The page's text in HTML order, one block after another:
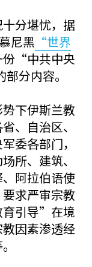
分堪忧，据
尼黑 “世界
份“中共中央
分内容。
下伊斯兰教
、自治区、
委各部门，
所、建筑、
阿拉伯语使
求严审宗教
育引导”在境
因素渗透经